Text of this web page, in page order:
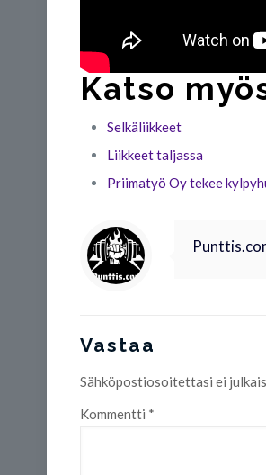
Katso
Selkäliikkeet
Liikkeet taljassa
Priimatyö Oy tekee
Vastaa
Sähköpostiosoitettasi ei
Kommentti *